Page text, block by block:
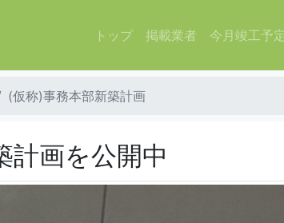
トップ 掲載業者 今月竣工予
(仮称)事務本部新築計画
計画を公開中